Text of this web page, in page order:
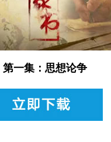
第一集：思想论争